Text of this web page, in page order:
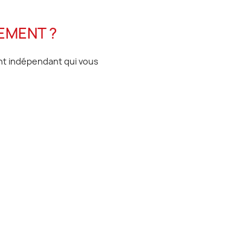
?
indépendant qui vous